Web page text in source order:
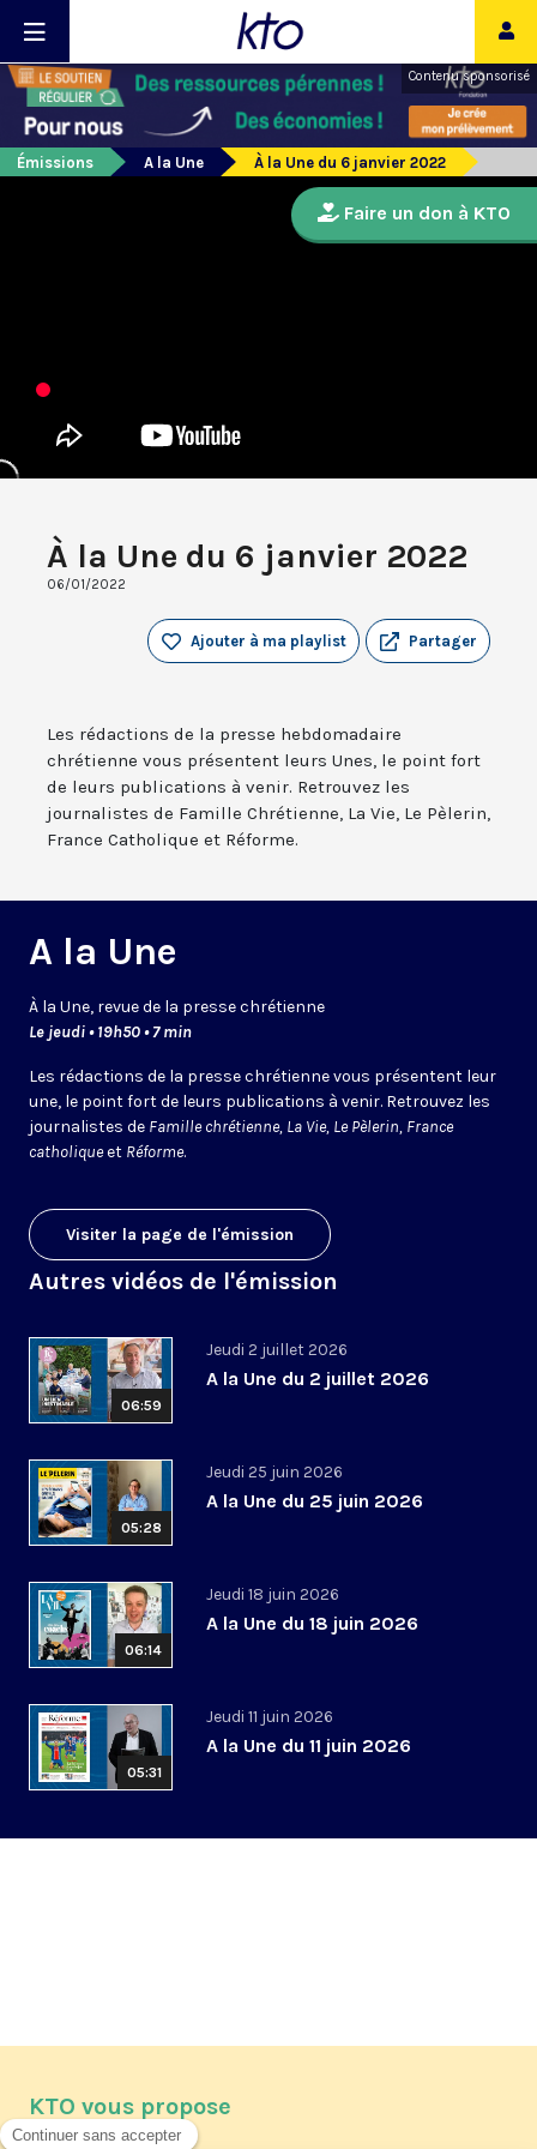
Contenu sponsorisé
Émissions A la Une À la Une du 6 janvier 2022
À la Une du 6 janvier 2022
06/01/2022
Partager
Ajouter à ma playlist
Les rédactions de la presse hebdomadaire
chrétienne vous présentent leurs Unes, le point fort
de leurs publications à venir. Retrouvez les
journalistes de Famille Chrétienne, La Vie, Le Pèlerin,
France Catholique et Réforme.
A la Une
À la Une, revue de la presse chrétienne
Le jeudi • 19h50 • 7 min
Les rédactions de la presse chrétienne vous présentent leur
une, le point fort de leurs publications à venir. Retrouvez les
journalistes de Famille chrétienne, La Vie, Le Pèlerin, France
catholiqueet Réforme.
Visiter la page de l'émission
Autres vidéos de l'émission
06:59
Jeudi 2 juillet 2026
A la Une du 2 juillet 2026
05:28
Jeudi 25 juin 2026
A la Une du 25 juin 2026
06:14
Jeudi 18 juin 2026
A la Une du 18 juin 2026
05:31
Jeudi 11 juin 2026
A la Une du 11 juin 2026
Faire un don à KTO
KTO vous propose